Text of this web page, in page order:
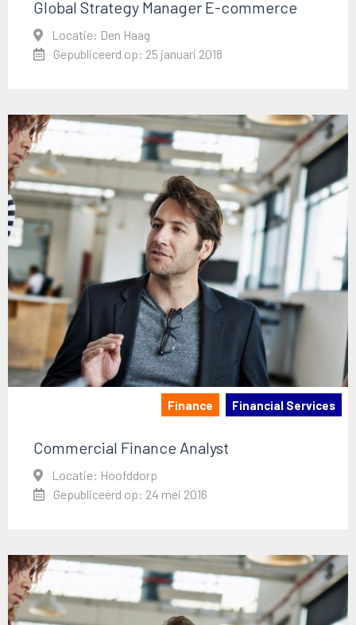
Global Strategy Manager E-commerce
Locatie: Den Haag
Gepubliceerd op: 25 januari 2018
Finance Financial Services
Commercial Finance Analyst
Locatie: Hoofddorp
Gepubliceerd op: 24 mei 2016